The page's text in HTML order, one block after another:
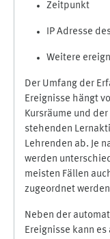
Zeitpunkt
IP Adresse
Weitere
Der Umfang der
Ereignisse hängt
Kursräume und
stehenden
Lehrenden ab. Je
werden
meisten Fällen
zugeordnet
Neben der
Ereignisse kann